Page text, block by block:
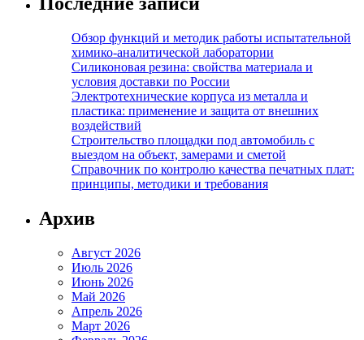
Обзор функций и методик работы испытательной
химико-аналитической лаборатории
Силиконовая резина: свойства материала и
условия доставки по России
Электротехнические корпуса из металла и
пластика: применение и защита от внешних
воздействий
Строительство площадки под автомобиль с
выездом на объект, замерами и сметой
Справочник по контролю качества печатных плат:
принципы, методики и требования
Архив
Август 2026
Июль 2026
Июнь 2026
Май 2026
Апрель 2026
Март 2026